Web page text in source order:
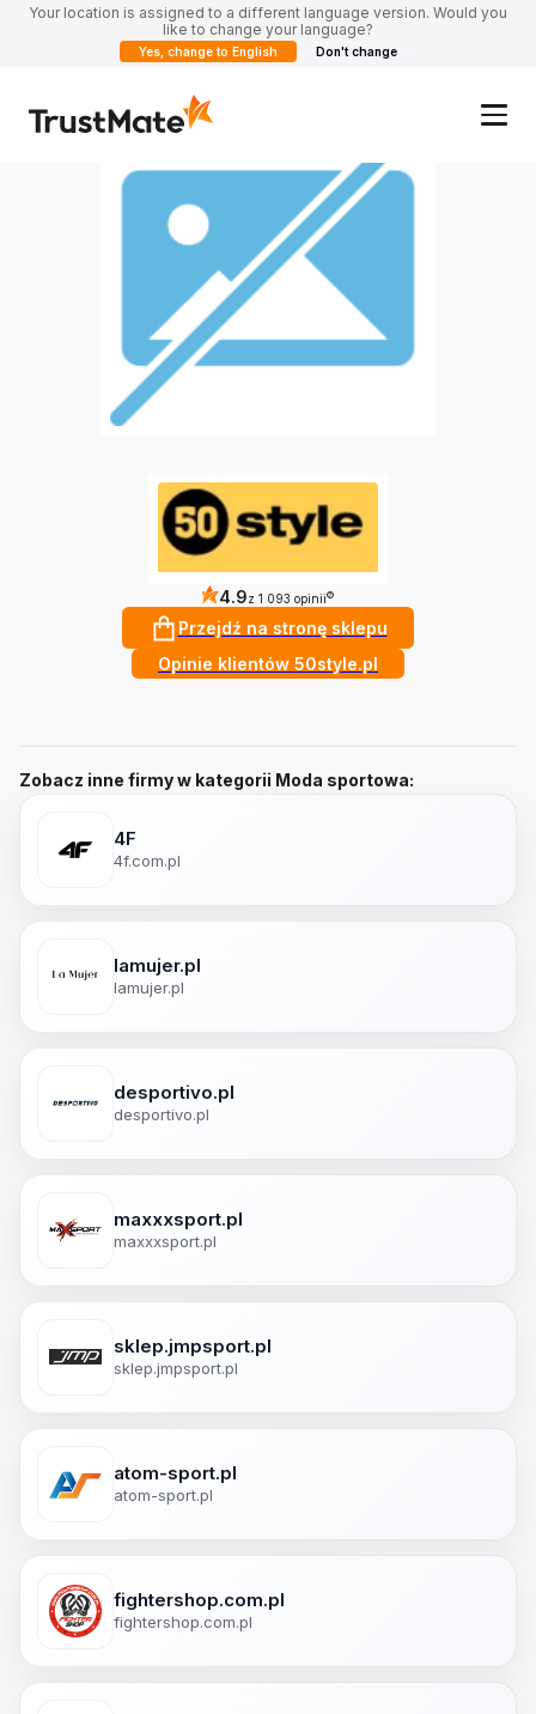
Your location is assigned to a different language version. Would you
like to change your language?
Yes, change to English Don't change
4.9z 1 093 opinii ?
Przejdź na stronę sklepu
Opinie klientów 50style.pl
Zobacz inne firmy w kategorii Moda sportowa:
4F
4f.com.pl
lamujer.pl
lamujer.pl
desportivo.pl
desportivo.pl
maxxxsport.pl
maxxxsport.pl
sklep.jmpsport.pl
sklep.jmpsport.pl
atom-sport.pl
atom-sport.pl
fightershop.com.pl
fightershop.com.pl